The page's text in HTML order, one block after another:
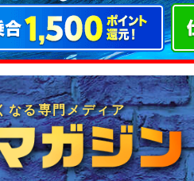
なる専門メディア